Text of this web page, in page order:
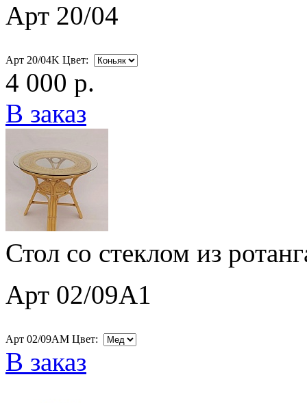
Арт 20/04
Арт 20/04K Цвет:
4 000 р.
В заказ
Стол со стеклом из
Арт 02/09A1
Арт 02/09AM Цвет:
В заказ